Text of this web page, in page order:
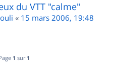
du VTT "calme"
« 15 mars 2006, 19:48
1 sur 1